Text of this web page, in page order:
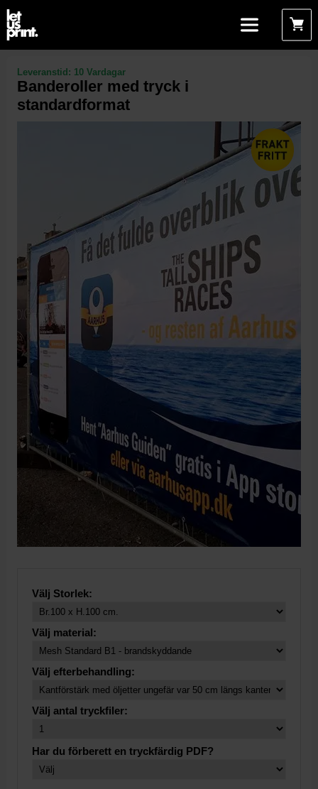
Leveranstid: 10 Vardagar
Banderoller med tryck i
standardformat
Välj Storlek:
Välj material:
Välj efterbehandling:
Välj antal tryckfiler:
Har du förberett en tryckfärdig PDF?